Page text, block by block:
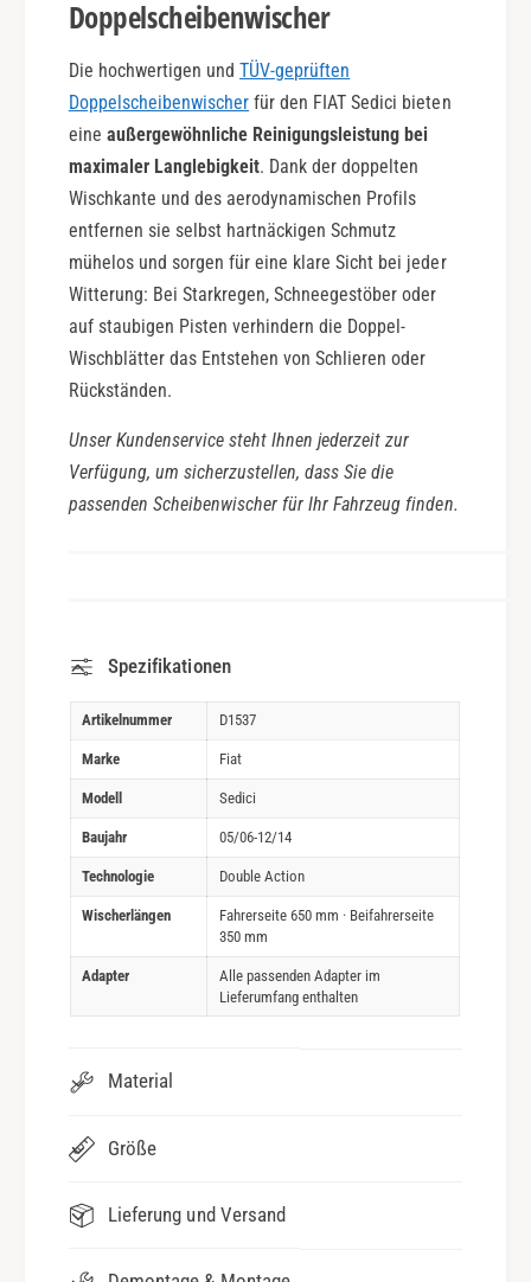
Doppelscheibenwischer
Die hochwertigen undTÜV-geprüften
Doppelscheibenwischer für den FIAT Sedici bieten
eine außergewöhnliche Reinigungsleistung bei
maximaler Langlebigkeit. Dank der doppelten
Wischkante und des aerodynamischen Profils
entfernen sie selbst hartnäckigen Schmutz
mühelos und sorgen für eine klare Sicht bei jeder
Witterung: Bei Starkregen, Schneegestöber oder
auf staubigen Pisten verhindern die Doppel-
Wischblätter das Entstehen von Schlieren oder
Rückständen.
Unser Kundenservice steht Ihnen jederzeit zur
Verfügung, um sicherzustellen, dass Sie die
passenden Scheibenwischer für Ihr Fahrzeug finden.
Spezifikationen
Artikelnummer D1537
Marke Fiat
Modell Sedici
Baujahr 05/06-12/14
Technologie Double Action
Wischerlängen
Fahrerseite 650 mm · Beifahrerseite
350 mm
Adapter
Alle passenden Adapter im
Lieferumfang enthalten
Material
Größe
Lieferung und Versand